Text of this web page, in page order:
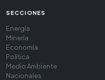
SECCIONES
Energía
Minería
Economía
Política
Medio Ambiente
Nacionales